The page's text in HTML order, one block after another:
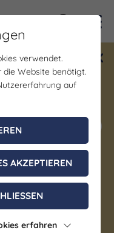
mit Saale-
- 18.12.
Jetzt mitmachen
- 23:59 Uhr
verwendet.
die Website benötigt.
auf
AKZEPTIEREN
erfahren